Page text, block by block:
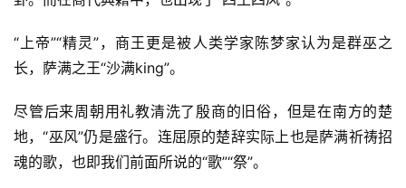
“上帝”“精灵”，商王更是被人类学家陈梦家认为是群巫之
长，萨满之王“沙满king”。
尽管后来周朝用礼教清洗了殷商的旧俗，但是在南方的楚
地，“巫风”仍是盛行。连屈原的楚辞实际上也是萨满祈祷招
魂的歌，也即我们前面所说的“歌”“祭”。